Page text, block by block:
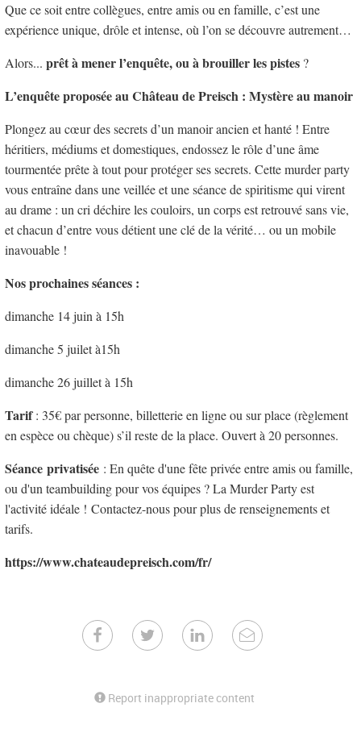
Que ce soit entre collègues, entre amis ou en famille, c’est une
expérience unique, drôle et intense, où l’on se découvre autrement…
Alors... prêt à mener l’enquête, ou à brouiller les pistes ?
L’enquête proposée au Château de Preisch : Mystère au manoir
Plongez au cœur des secrets d’un manoir ancien et hanté ! Entre
héritiers, médiums et domestiques, endossez le rôle d’une âme
tourmentée prête à tout pour protéger ses secrets. Cette murder party
vous entraîne dans une veillée et une séance de spiritisme qui virent
au drame : un cri déchire les couloirs, un corps est retrouvé sans vie,
et chacun d’entre vous détient une clé de la vérité… ou un mobile
inavouable !
Nos prochaines séances :
dimanche 14 juin à 15h
dimanche 5 juilet à15h
dimanche 26 juillet à 15h
Tarif: 35€ par personne, billetterie en ligne ou sur place (règlement
en espèce ou chèque) s’il reste de la place. Ouvert à 20 personnes.
Séance privatisée : En quête d'une fête privée entre amis ou famille,
ou d'un teambuilding pour vos équipes ? La Murder Party est
l'activité idéale ! Contactez-nous pour plus de renseignements et
tarifs.
https://www.chateaudepreisch.com/fr/
Report inappropriate content